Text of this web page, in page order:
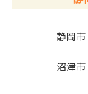
静岡市
沼津市